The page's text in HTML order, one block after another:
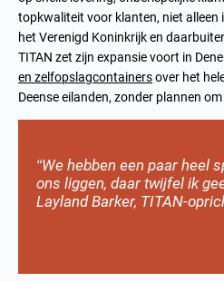
topkwaliteit voor klanten, niet alleen
het Verenigd Koninkrijk en
TITAN zet zijn expansie voort in
en zelfopslagcontainersover het
Deense eilanden, zonder plannen
“We hebben een paar heel
ons liggen, daar twijfel ik
Layland Barker, TITAN-